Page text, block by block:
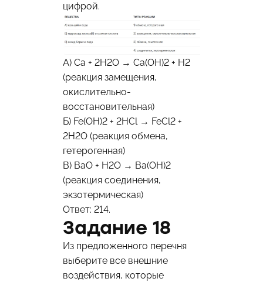
цифрой.
А) Ca + 2H2O → Ca(OH)2 + H2
(реакция замещения,
окислительно-
восстановительная)
Б) Fe(OH)2 + 2HCl → FeCl2 +
2H2O (реакция обмена,
гетерогенная)
В) BaO + H2O → Ba(OH)2
(реакция соединения,
экзотермическая)
Ответ: 214.
Задание 18
Из предложенного перечня
выберите все внешние
воздействия, которые